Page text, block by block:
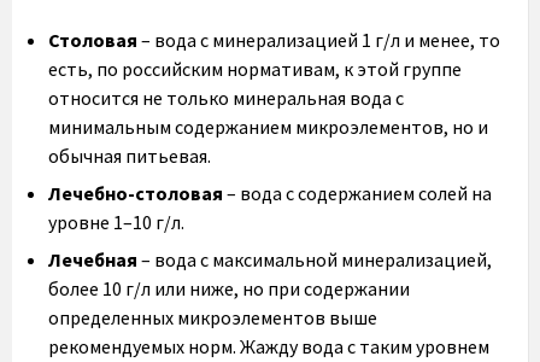
Столовая – вода с минерализацией 1 г/л и менее, то
есть, по российским нормативам, к этой группе
относится не только минеральная вода с
минимальным содержанием микроэлементов, но и
обычная питьевая.
Лечебно-столовая – вода с содержанием солей на
уровне 1–10 г/л.
Лечебная – вода с максимальной минерализацией,
более 10 г/л или ниже, но при содержании
определенных микроэлементов выше
рекомендуемых норм. Жажду вода с таким уровнем